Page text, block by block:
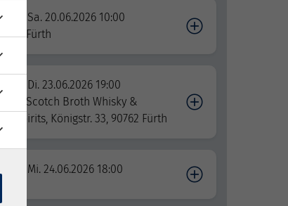
Sa. 20.06.2026 10:00
Fürth
Di. 23.06.2026 19:00
Scotch Broth Whisky &
Spirits, Königstr. 33, 90762 Fürth
Mi. 24.06.2026 18:00